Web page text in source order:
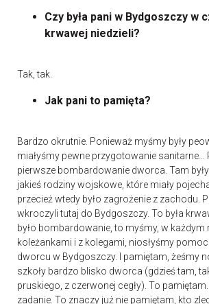
Czy była pani w Bydgoszczy w
krwawej niedzieli?
Tak, tak.
Jak pani to pamięta?
Bardzo okrutnie. Ponieważ myśmy były
miałyśmy pewne przygotowanie sanitarne…
pierwsze bombardowanie dworca. Tam
jakieś rodziny wojskowe, które miały
przecież wtedy było zagrożenie z zachodu.
wkroczyli tutaj do Bydgoszczy. To była
było bombardowanie, to myśmy, w każdym
koleżankami i z kolegami, niosłyśmy
dworcu w Bydgoszczy. I pamiętam, żeśmy
szkoły bardzo blisko dworca (gdzieś tam,
pruskiego, z czerwonej cegły). To
zadanie. To znaczy już nie pamiętam, kto